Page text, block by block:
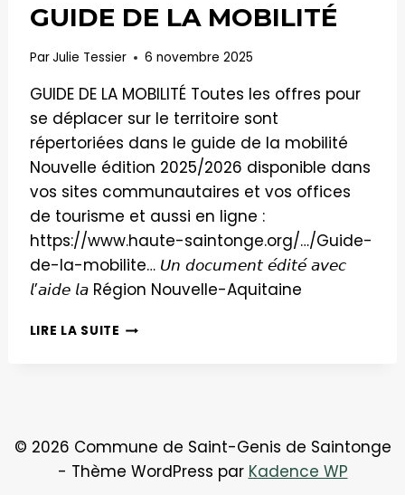
GUIDE DE LA MOBILITÉ
ParJulie Tessier 6 novembre 2025
GUIDE DE LA MOBILITÉ Toutes les offres pour
se déplacer sur le territoire sont
répertoriées dans le guide de la mobilité
Nouvelle édition 2025/2026 disponible dans
vos sites communautaires et vos offices
de tourisme et aussi en ligne :
https://www.haute-saintonge.org/…/Guide-
de-la-mobilite… 𝘜𝘯 𝘥𝘰𝘤𝘶𝘮𝘦𝘯𝘵 𝘦́𝘥𝘪𝘵𝘦́ 𝘢𝘷𝘦𝘤
𝘭’𝘢𝘪𝘥𝘦 𝘭𝘢 Région Nouvelle-Aquitaine
LIRE LA SUITE GUIDE
© 2026 Commune de Saint-Genis de Saintonge
- Thème WordPress par Kadence WP